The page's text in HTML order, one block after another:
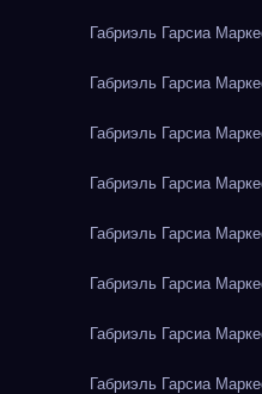
Габриэль Гарсиа
Габриэль Гарсиа
Габриэль Гарсиа
Габриэль Гарсиа
Габриэль Гарсиа
Габриэль Гарсиа
Габриэль Гарсиа
Габриэль Гарсиа